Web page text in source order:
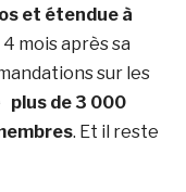
et étendue à
4 mois après sa
sur les
plus de 3 000
. Et il reste